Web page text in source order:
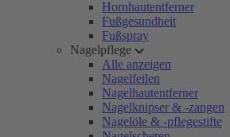
Hornhautentferner
Fußgesundheit
Fußspray
Nagelpflege
Alle anzeigen
Nagelfeilen
Nagelhautentferner
Nagelknipser & -zangen
Nagelöle & -pflegestifte